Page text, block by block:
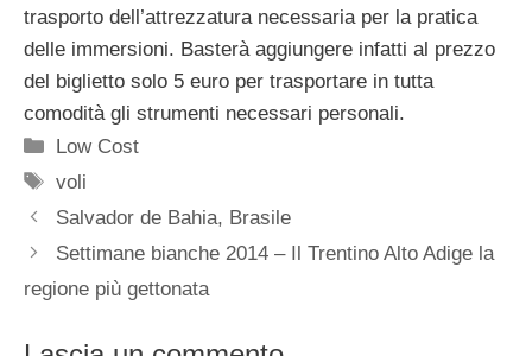
trasporto dell’attrezzatura necessaria per la pratica
delle immersioni. Basterà aggiungere infatti al prezzo
del biglietto solo 5 euro per trasportare in tutta
comodità gli strumenti necessari personali.
Categorie
Low Cost
Tag
voli
Salvador de Bahia, Brasile
Settimane bianche 2014 – Il Trentino Alto Adige la
regione più gettonata